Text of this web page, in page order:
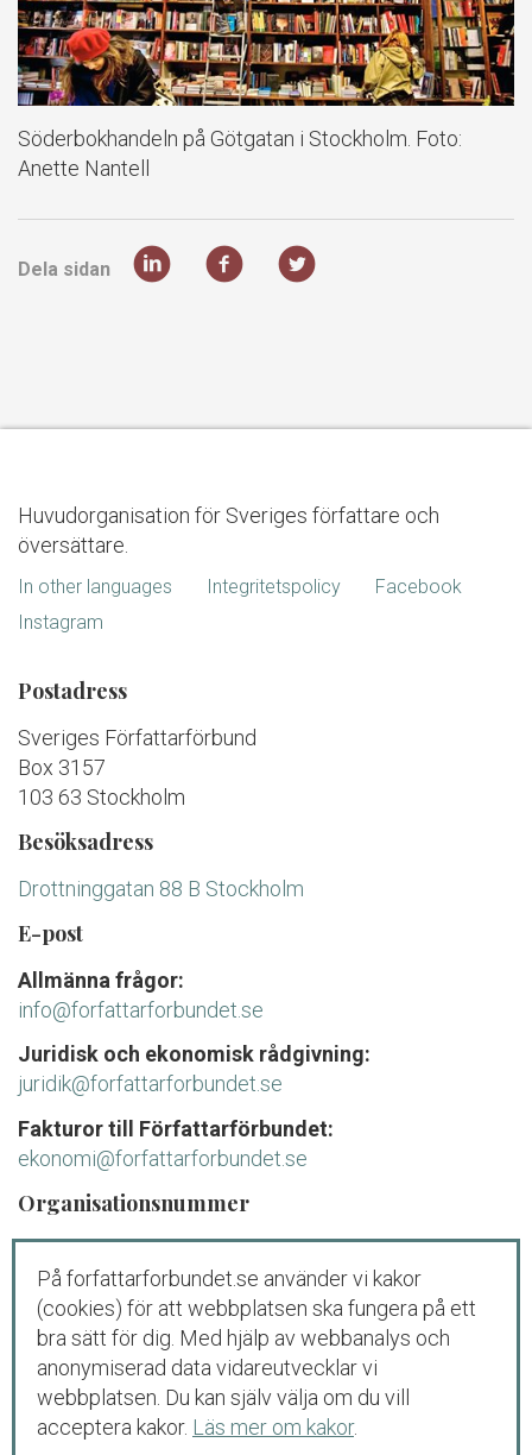
Söderbokhandeln på Götgatan i Stockholm. Foto:
Anette Nantell
Dela sidan
Huvudorganisation för Sveriges författare och
översättare.
In other languages Integritetspolicy
Facebook
Instagram
Postadress
Sveriges Författarförbund
Box 3157
103 63 Stockholm
Besöksadress
Drottninggatan 88 B Stockholm
E-post
Allmänna frågor:
info@forfattarforbundet.se
Juridisk och ekonomisk rådgivning:
juridik@forfattarforbundet.se
Fakturor till Författarförbundet:
ekonomi@forfattarforbundet.se
Organisationsnummer
802004-7687
Telefon
Växeln:08-545 132 00
Tisdag-fredag: 09.00-11.00
Juridisk och ekonomisk rådgivning för
medlemmar och debutanter:
På forfattarforbundet.se använder vi kakor
(cookies) för att webbplatsen ska fungera på ett
bra sätt för dig. Med hjälp av webbanalys och
anonymiserad data vidareutvecklar vi
webbplatsen. Du kan själv välja om du vill
acceptera kakor. Läs mer om kakor.